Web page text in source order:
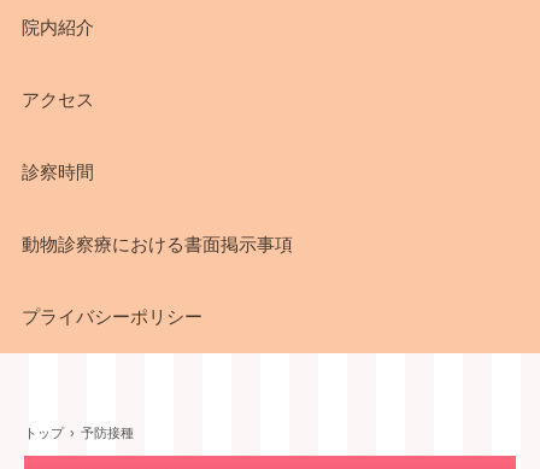
院内紹介
アクセス
診察時間
動物診察療における書面掲示事項
プライバシーポリシー
トップ › 予防接種